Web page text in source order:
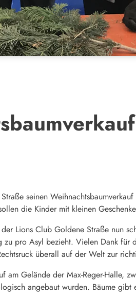
seinen
die Kinder mit kleinen
Lions Club Goldene Straße nun
pro Asyl bezieht. Vielen Dank für
überall auf der Welt zur
Gelände der Max-Reger-Halle,
angebaut wurden. Bäume gibt